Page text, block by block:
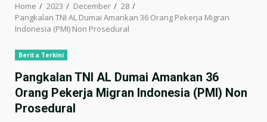
Home 2023 December
28
Pangkalan TNI AL Dumai Amankan 36 Orang Pekerja Migran
Indonesia (PMI) Non Prosedural
Berita Terkini
Pangkalan TNI AL Dumai Amankan 36
Orang Pekerja Migran Indonesia (PMI) Non
Prosedural